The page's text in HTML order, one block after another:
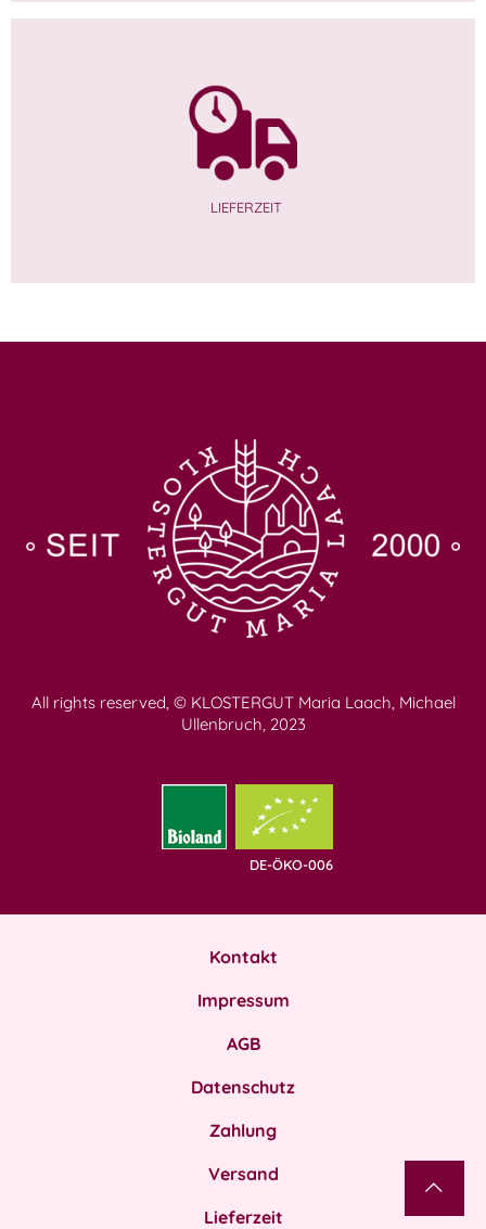
LIEFERZEIT
All rights reserved, © KLOSTERGUT Maria Laach, Michael
Ullenbruch, 2023
DE-ÖKO-006
Kontakt
Impressum
AGB
Datenschutz
Zahlung
Versand
Lieferzeit